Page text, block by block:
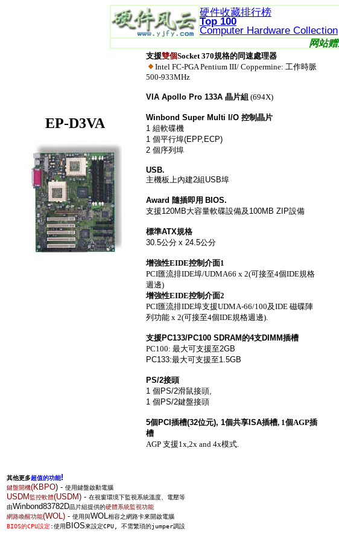
硬件收藏排行榜
Top 100
Computer Hardware Collection
EP-D3VA
支援雙個Socket 370規格的同速處理器
Intel FC-PGA Pentium III/ Coppermine: 工作時脈
500-933MHz
VIA Apollo Pro 133A 晶片組 (694X)
Winbond Super Multi I/O 控制晶片
1 組軟碟機
1 個平行埠(EPP,ECP)
2 個序列埠
USB.
主機板上內建2組 USB埠
Award 隨插即用 BIOS.
支援120MB大容量軟碟設備及 100MB ZIP設備
標準ATX規格
30.5公分 x 24.5公分
增強性EIDE控制介面1
PCI匯流排IDE埠/UDMA66 x 2(可接至4個IDE規格
週邊)
增強性EIDE控制介面2
PCI匯流排IDE埠支援UDMA-66/100及IDE 磁碟陣
列功能 x 2(可接至4個IDE規格週邊).
支援PC133/PC100 SDRAM的4支DIMM插槽
PC100: 最大可支援至2GB
PC133:最大可支援至1.5GB
PS/2接頭
1 個 PS/2滑鼠接頭,
1 個 PS/2鍵盤接頭
5個 PCI 插槽(32位元), 1個共享 ISA插槽, 1個AGP插
槽
AGP 支援1x,2x and 4x模式.
其他更多超值的功能!
鍵盤開機(KBPO) - 使用鍵盤啟動電腦
USDM監控軟體(USDM) - 在視窗環境下監視系統溫度、電壓等
由Winbond83782D晶片組提供的硬體系統監視功能
網路喚醒功能(WOL) - 使用與WOL相容之網路卡來開啟電腦
BIOS的CPU設定 :使用 BIOS來設定CPU, 不需繁瑣的jumper調設